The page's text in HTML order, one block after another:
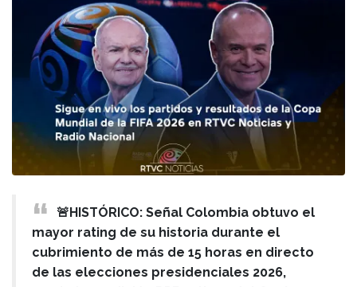
🚨HISTÓRICO: Señal Colombia obtuvo el
mayor rating de su historia durante el
cubrimiento de más de 15 horas en directo
de las elecciones presidenciales 2026,